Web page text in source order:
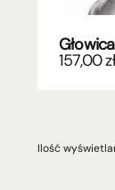
157,00zł
Ilość